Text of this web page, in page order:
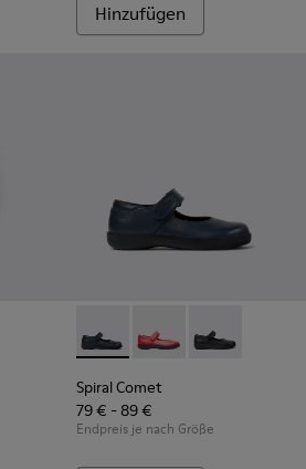
Hinzufügen
Schwarz-weiße Leder-Sneaker für
001 - Rosa und braune
Spiral Comet - 80356-031 -
Spiral Comet -
Spiral Comet
Spiral Comet
79 € - 89 €
Endpreis je nach Größe